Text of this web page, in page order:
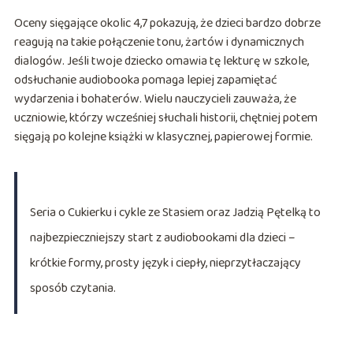
Oceny sięgające okolic 4,7 pokazują, że dzieci bardzo dobrze
reagują na takie połączenie tonu, żartów i dynamicznych
dialogów. Jeśli twoje dziecko omawia tę lekturę w szkole,
odsłuchanie audiobooka pomaga lepiej zapamiętać
wydarzenia i bohaterów. Wielu nauczycieli zauważa, że
uczniowie, którzy wcześniej słuchali historii, chętniej potem
sięgają po kolejne książki w klasycznej, papierowej formie.
Seria o Cukierku i cykle ze Stasiem oraz Jadzią Pętelką to
najbezpieczniejszy start z audiobookami dla dzieci –
krótkie formy, prosty język i ciepły, nieprzytłaczający
sposób czytania.